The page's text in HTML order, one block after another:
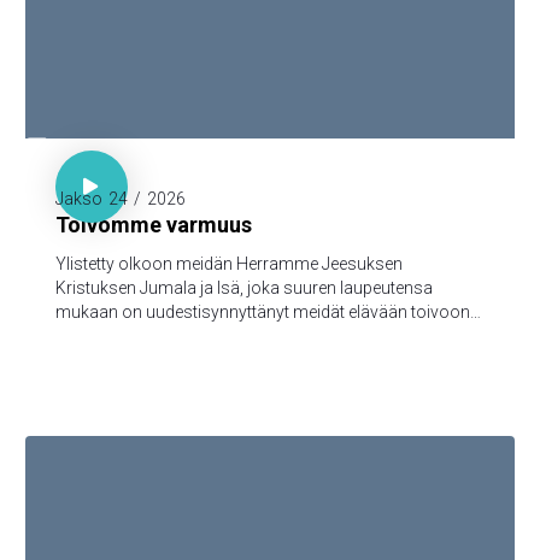
1. Piet. 1:3-5

Jakso 24 / 2026
Toivomme varmuus
Ylistetty olkoon meidän Herramme Jeesuksen
Kristuksen Jumala ja Isä, joka suuren laupeutensa
mukaan on uudestisynnyttänyt meidät elävään toivoon
kautta varjellutte pelastukseen, joka on valmis